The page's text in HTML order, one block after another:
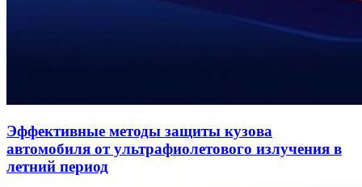
Эффективные методы защиты кузова
автомобиля от ультрафиолетового излучения в
летний период